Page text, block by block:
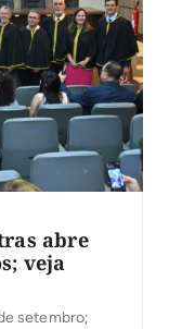
abre
veja
setembro;